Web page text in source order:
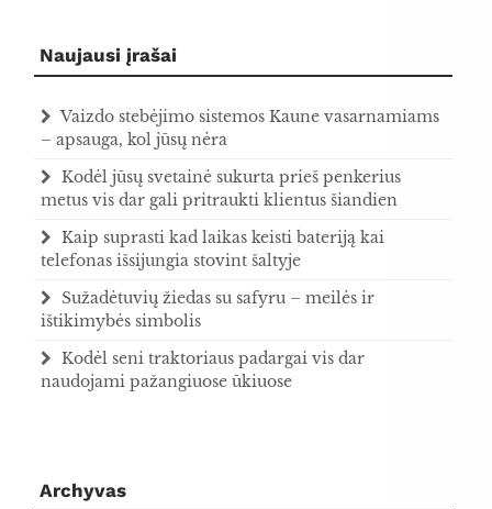
Naujausi įrašai
Vaizdo stebėjimo sistemos Kaune vasarnamiams
– apsauga, kol jūsų nėra
Kodėl jūsų svetainė sukurta prieš penkerius
metus vis dar gali pritraukti klientus šiandien
Kaip suprasti kad laikas keisti bateriją kai
telefonas išsijungia stovint šaltyje
Sužadėtuvių žiedas su safyru – meilės ir
ištikimybės simbolis
Kodėl seni traktoriaus padargai vis dar
naudojami pažangiuose ūkiuose
Archyvas